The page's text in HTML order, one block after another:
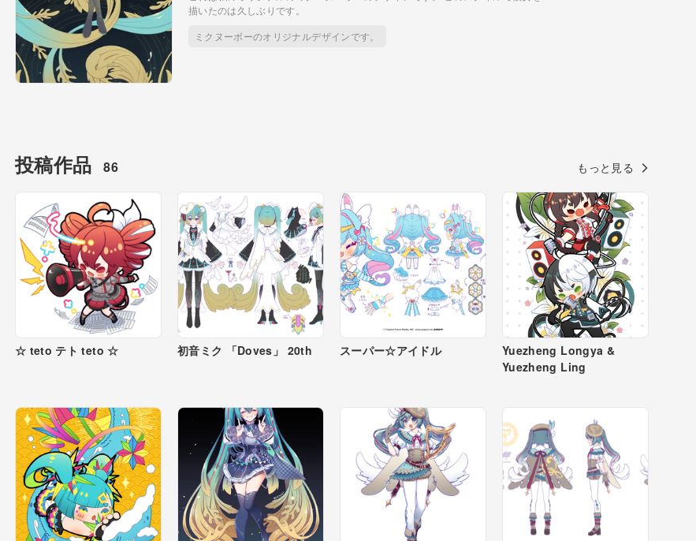
描いたのは久しぶりです。
ミクヌーボーのオリジナルデザインです。
投稿作品 86 もっと見る
☆ teto テト teto ☆ 初音ミク 「Doves」 20th スーパー☆アイドル
Yuezheng Longya &
Yuezheng Ling